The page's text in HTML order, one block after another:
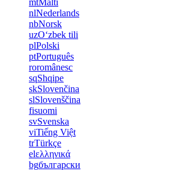
mtMalti
nlNederlands
nbNorsk
uzOʻzbek tili
plPolski
ptPortuguês
roromânesc
sqShqipe
skSlovenčina
slSlovenščina
fisuomi
svSvenska
viTiếng Việt
trTürkçe
elελληνικά
bgбългарски